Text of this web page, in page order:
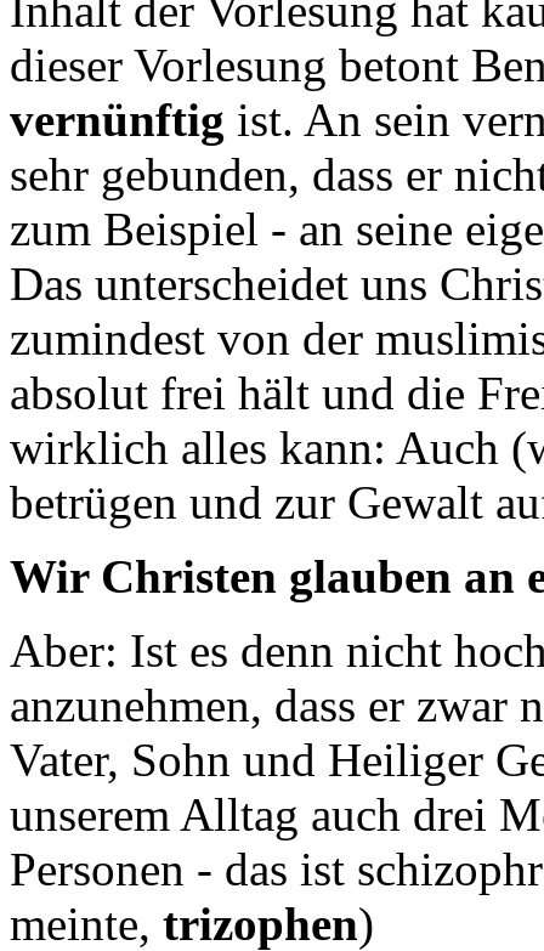
dieser Vorlesung betont
vernünftig ist. An sein
sehr gebunden, dass er
zum Beispiel - an seine
Das unterscheidet uns
zumindest von der
absolut frei hält und die
wirklich alles kann: Auch
betrügen und zur Gewalt
Wir Christen glauben an
Aber: Ist es denn nicht
anzunehmen, dass er zwar
Vater, Sohn und Heiliger
unserem Alltag auch drei
Personen - das ist
meinte, trizophen)